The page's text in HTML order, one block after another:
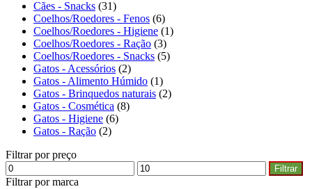
Cães - Snacks (31)
Coelhos/Roedores - Fenos (6)
Coelhos/Roedores - Higiene (1)
Coelhos/Roedores - Ração (3)
Coelhos/Roedores - Snacks (5)
Gatos - Acessórios (2)
Gatos - Alimento Húmido (1)
Gatos - Brinquedos naturais (2)
Gatos - Cosmética (8)
Gatos - Higiene (6)
Gatos - Ração (2)
Filtrar por preço
Filtrar
Filtrar por marca